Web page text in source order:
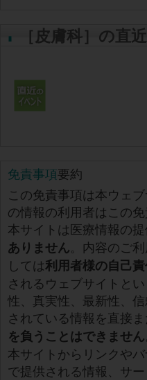
［皮膚科］の直
免責事項要約
この免責事項は本ウェ
の情報の利用者はこの
本サイトは医療情報の
ありません。内容のご
しては利用者様の自己
されるウェブサイトと
性、真実性、最新性、
されている情報を直接
を負うことはできません
本サイトからリンクや
で提供される情報、サ